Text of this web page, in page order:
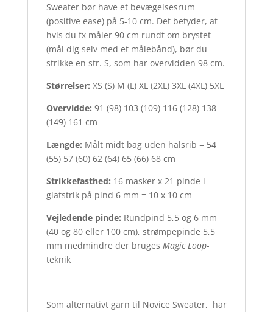
Sweater bør have et bevægelsesrum
(positive ease) på 5-10 cm. Det betyder, at
hvis du fx måler 90 cm rundt om brystet
(mål dig selv med et målebånd), bør du
strikke en str. S, som har overvidden 98 cm.
Størrelser: XS (S) M (L) XL (2XL) 3XL (4XL) 5XL
Overvidde: 91 (98) 103 (109) 116 (128) 138
(149) 161 cm
Længde: Målt midt bag uden halsrib = 54
(55) 57 (60) 62 (64) 65 (66) 68 cm
Strikkefasthed: 16 masker x 21 pinde i
glatstrik på pind 6 mm = 10 x 10 cm
Vejledende pinde: Rundpind 5,5 og 6 mm
(40 og 80 eller 100 cm), strømpepinde 5,5
mm medmindre der bruges Magic Loop-
teknik
Som alternativt garn til Novice Sweater, har